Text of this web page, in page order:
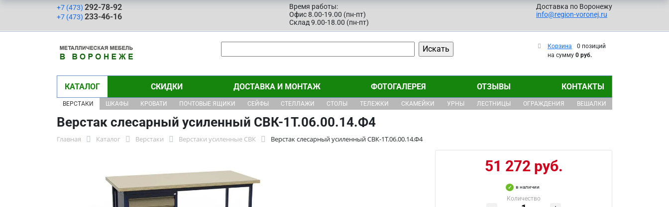
+7 (473) 292-78-92
+7 (473) 233-46-16
Время работы:
Офис 8.00-19.00 (пн-пт)
Склад 9.00-18.00 (пн-пт)
Доставка по Воронежу
info@region-voronej.ru
Корзина
0 позиций
на сумму 0 руб.
КАТАЛОГ СКИДКИ ДОСТАВКА И МОНТАЖ ФОТОГАЛЕРЕЯ ОТЗЫВЫ КОНТАКТЫ
ВЕРСТАКИ ШКАФЫ КРОВАТИ ПОЧТОВЫЕ ЯЩИКИ СЕЙФЫ СТЕЛЛАЖИ СТОЛЫ ТЕЛЕЖКИ СКАМЕЙКИ УРНЫ ЛЕСТНИЦЫ ОГРАЖДЕНИЯ ВЕШАЛКИ
Верстак слесарный усиленный СВК-1Т.06.00.14.Ф4
Главная Каталог Верстаки Верстаки усиленные СВК Верстак слесарный усиленный СВК-1Т.06.00.14.Ф4
51 272 руб.
в наличии
Количество